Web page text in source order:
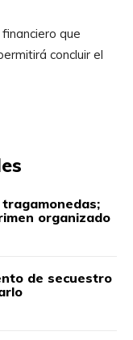
que
concluir el
organizado
de secuestro